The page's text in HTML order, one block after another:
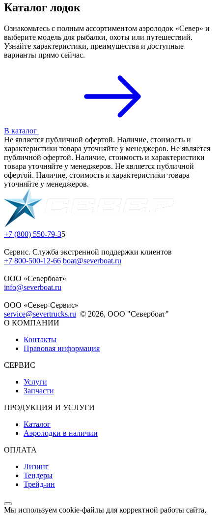
Каталог лодок
Ознакомьтесь с полным ассортиментом аэролодок «Север» и
выберите модель для рыбалки, охоты или путешествий.
Узнайте характеристики, преимущества и доступные
варианты прямо сейчас.
В каталог
Не является публичной офертой. Наличие, стоимость и
характеристики товара уточняйте у менеджеров. Не является
публичной офертой. Наличие, стоимость и характеристики
товара уточняйте у менеджеров. Не является публичной
офертой. Наличие, стоимость и характеристики товара
уточняйте у менеджеров.
+7 (800) 550-79-35
Сервис. Служба экстренной поддержки клиентов
+7 800-500-12-66 boat@severboat.ru
ООО «Севербоат»
info@severboat.ru
ООО «Север-Сервис»
service@severtrucks.ru © 2026, ООО "Севербоат"
О КОМПАНИИ
Контакты
Правовая информация
СЕРВИС
Услуги
Запчасти
ПРОДУКЦИЯ И УСЛУГИ
Каталог
Аэролодки в наличии
ОПЛАТА
Лизинг
Тендеры
Трейд-ин
Мы используем cookie-файлы для корректной работы сайта,